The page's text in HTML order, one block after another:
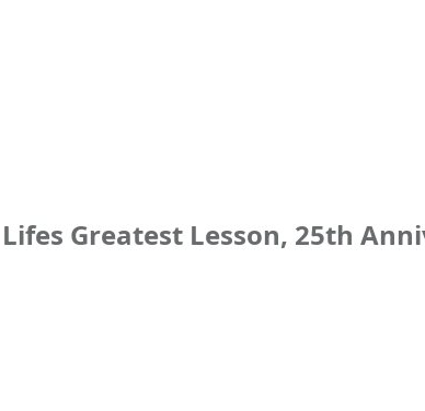
Greatest Lesson, 25th